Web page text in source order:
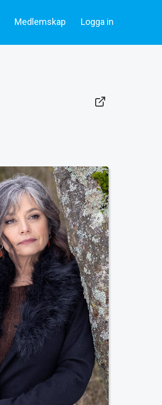
Medlemskap
Skådespelare & Statister
Logga in